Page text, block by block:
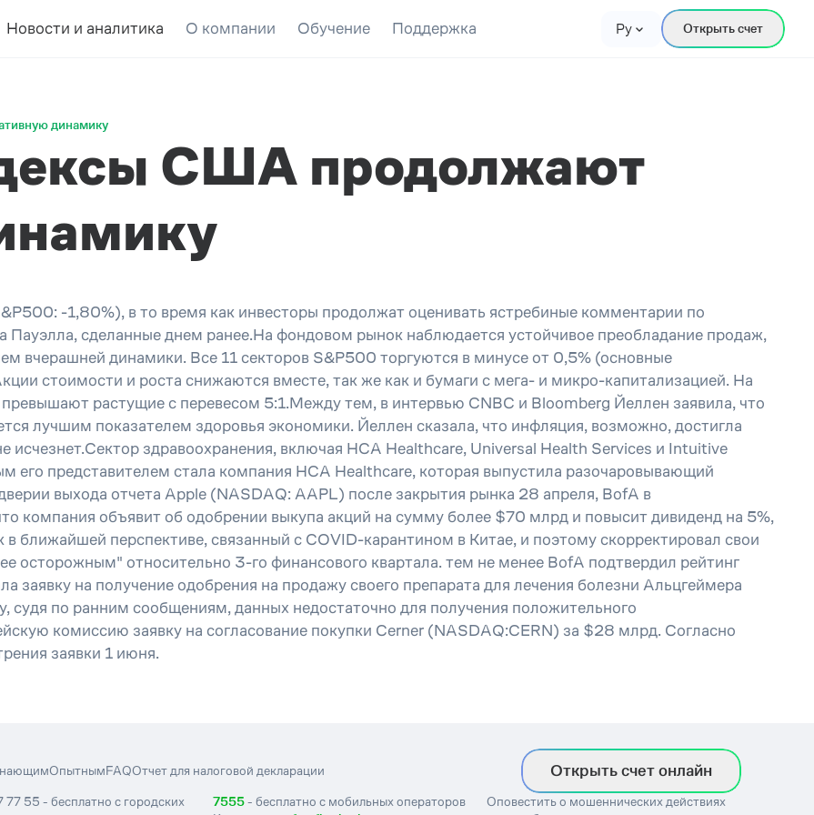
Новости и аналитика О компании Обучение Поддержка Ру Открыть счет
динамику
США продолжают
-1,80%), в то время как инвесторы продолжат оценивать ястребиные комментарии по
сделанные днем ранее.На фондовом рынок наблюдается устойчивое преобладание продаж,
вчерашней динамики. Все 11 секторов S&P500 торгуются в минусе от 0,5% (основные
стоимости и роста снижаются вместе, так же как и бумаги с мега- и микро-капитализацией. На
растущие с перевесом 5:1.Между тем, в интервью CNBC и Bloomberg Йеллен заявила, что
лучшим показателем здоровья экономики. Йеллен сказала, что инфляция, возможно, достигла
исчезнет.Сектор здравоохранения, включая HCA Healthcare, Universal Health Services и Intuitive
его представителем стала компания HCA Healthcare, которая выпустила разочаровывающий
выхода отчета Apple (NASDAQ: AAPL) после закрытия рынка 28 апреля, BofA в
компания объявит об одобрении выкупа акций на сумму более $70 млрд и повысит дивиденд на 5%,
ближайшей перспективе, связанный с COVID-карантином в Китае, и поэтому скорректировал свои
осторожным" относительно 3-го финансового квартала. тем не менее BofA подтвердил рейтинг
заявку на получение одобрения на продажу своего препарата для лечения болезни Альцгеймера
судя по ранним сообщениям, данных недостаточно для получения положительного
комиссию заявку на согласование покупки Cerner (NASDAQ:CERN) за $28 млрд. Согласно
заявки 1 июня.
ОпытнымFAQОтчет для налоговой декларации Открыть счет онлайн
77 55 - бесплатно с городских
7555- бесплатно с мобильных операторов
Оповестить о мошеннических действиях